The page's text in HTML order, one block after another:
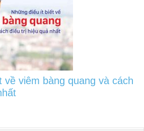
về viêm bàng quang và cách